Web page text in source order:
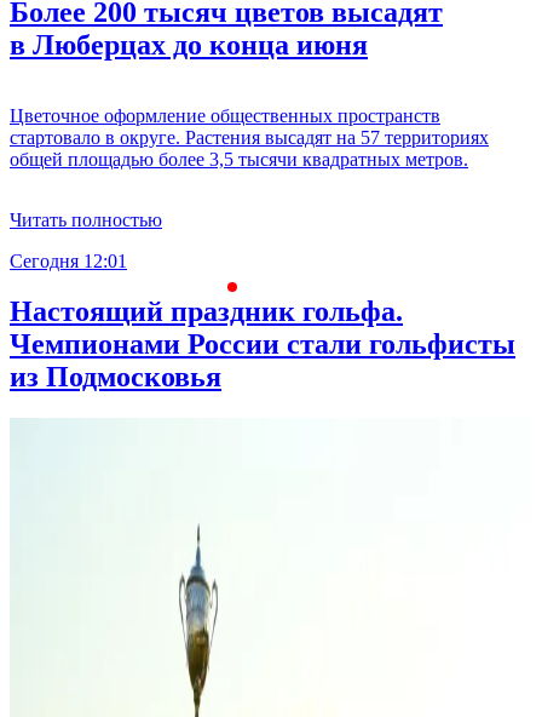
Более 200 тысяч цветов высадят
в Люберцах до конца июня
Цветочное оформление общественных пространств
стартовало в округе. Растения высадят на 57 территориях
общей площадью более 3,5 тысячи квадратных метров.
Читать полностью
Сегодня 12:01
Настоящий праздник гольфа.
Чемпионами России стали гольфисты
из Подмосковья